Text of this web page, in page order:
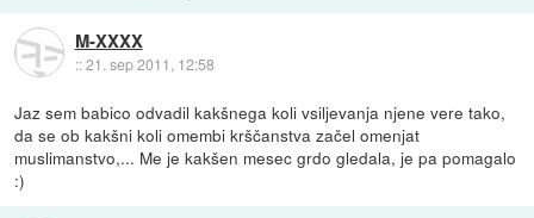
M-XXXX
::21. sep 2011, 12:58
Jaz sem babico odvadil kakšnega koli vsiljevanja njene vere tako,
da se ob kakšni koli omembi krščanstva začel omenjat
muslimanstvo,... Me je kakšen mesec grdo gledala, je pa pomagalo
:)